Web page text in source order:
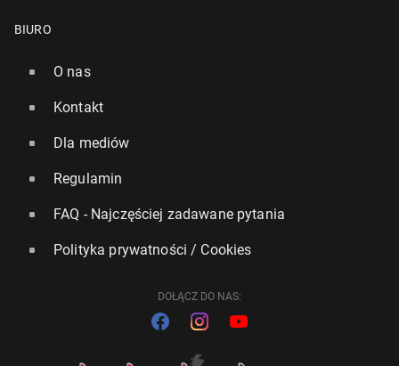
BIURO
O nas
Kontakt
Dla mediów
Regulamin
FAQ - Najczęściej zadawane pytania
Polityka prywatności / Cookies
DOŁĄCZ DO NAS: